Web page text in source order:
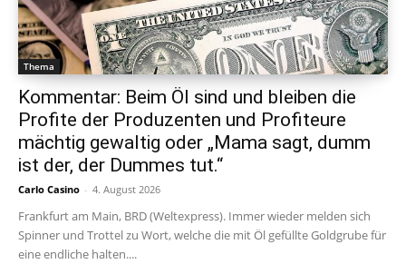
Thema
Kommentar: Beim Öl sind und bleiben die
Profite der Produzenten und Profiteure
mächtig gewaltig oder „Mama sagt, dumm
ist der, der Dummes tut.“
Carlo Casino - 4. August 2026
Frankfurt am Main, BRD (Weltexpress). Immer wieder melden sich
Spinner und Trottel zu Wort, welche die mit Öl gefüllte Goldgrube für
eine endliche halten....